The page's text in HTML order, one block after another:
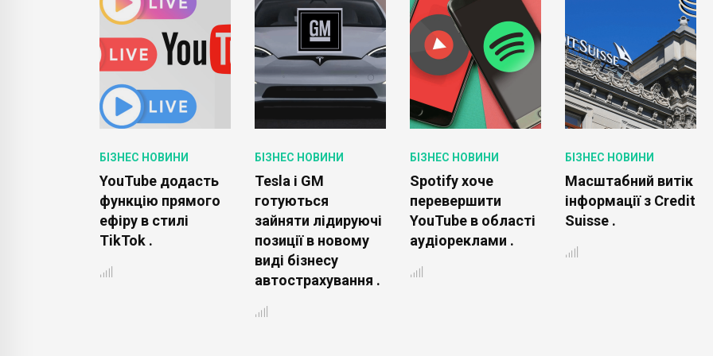
БІЗНЕС НОВИНИ
YouTube додасть
функцію прямого
ефіру в стилі
TikTok .
БІЗНЕС НОВИНИ
Tesla і GM
готуються
зайняти лідируючі
позиції в новому
виді бізнесу
автострахування .
БІЗНЕС НОВИНИ
Spotify хоче
перевершити
YouTube в області
аудіореклами .
БІЗНЕС НОВИНИ
Масштабний витік
інформації з Credit
Suisse .